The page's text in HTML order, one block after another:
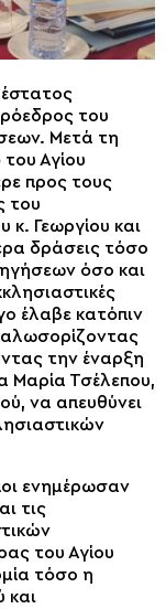
του
Μετά τη
Αγίου
προς τους
του
κ. Γεωργίου και
δράσεις τόσο
όσο και
έλαβε κατόπιν
την έναρξη
Μαρία Τσέλεπου,
να απευθύνει
ενημέρωσαν
τις
του Αγίου
τόσο η
και